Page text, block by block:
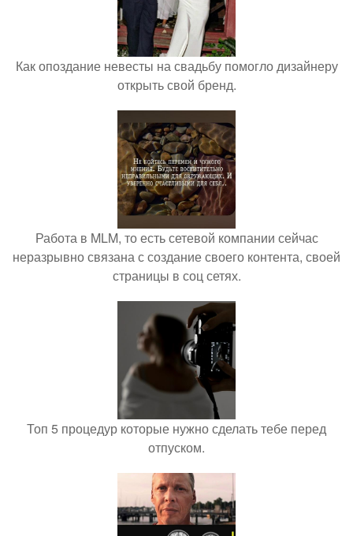
Как опоздание невесты на свадьбу помогло дизайнеру
открыть свой бренд.
Работа в MLM, то есть сетевой компании сейчас
неразрывно связана с создание своего контента, своей
страницы в соц сетях.
Топ 5 процедур которые нужно сделать тебе перед
отпуском.